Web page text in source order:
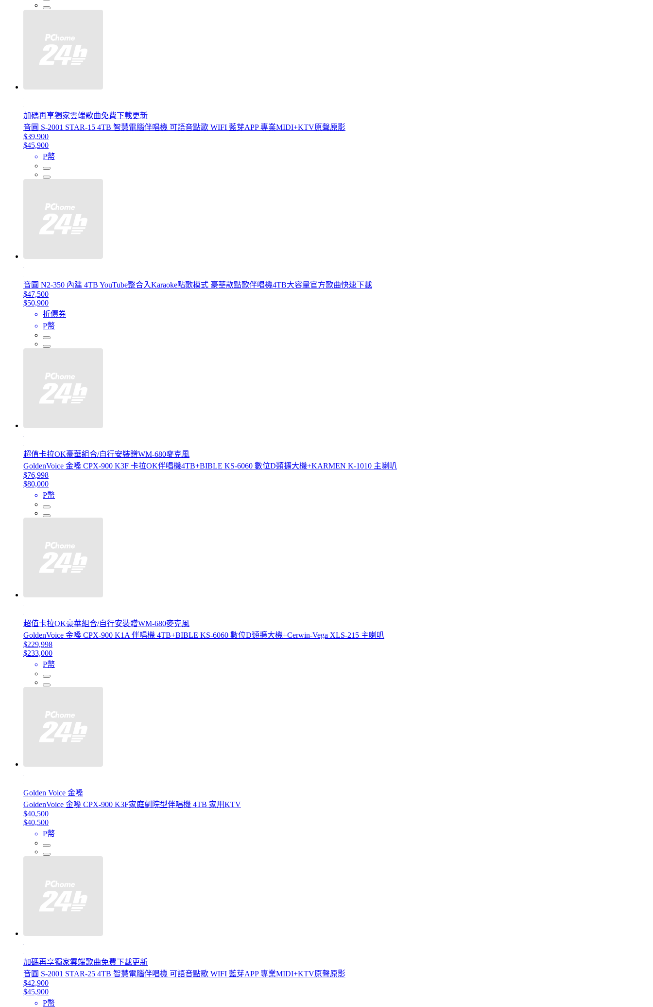
加碼再享獨家雲端歌曲免費下載更新
音圓 S-2001 STAR-15 4TB 智慧電腦伴唱機 可語音點歌 WIFI 藍芽APP 專業MIDI+KTV原聲原影
$39,900
$45,900
P幣
音圓 N2-350 內建 4TB YouTube整合入Karaoke點歌模式 豪華款點歌伴唱機4TB大容量官方歌曲快速下載
$47,500
$50,900
折價券
P幣
超值卡拉OK豪華組合/自行安裝贈WM-680麥克風
GoldenVoice 金嗓 CPX-900 K3F 卡拉OK伴唱機4TB+BIBLE KS-6060 數位D類擴大機+KARMEN K-1010 主喇叭
$76,998
$80,000
P幣
超值卡拉OK豪華組合/自行安裝贈WM-680麥克風
GoldenVoice 金嗓 CPX-900 K1A 伴唱機 4TB+BIBLE KS-6060 數位D類擴大機+Cerwin-Vega XLS-215 主喇叭
$229,998
$233,000
P幣
Golden Voice 金嗓
GoldenVoice 金嗓 CPX-900 K3F家庭劇院型伴唱機 4TB 家用KTV
$40,500
$40,500
P幣
加碼再享獨家雲端歌曲免費下載更新
音圓 S-2001 STAR-25 4TB 智慧電腦伴唱機 可語音點歌 WIFI 藍芽APP 專業MIDI+KTV原聲原影
$42,900
$45,900
P幣